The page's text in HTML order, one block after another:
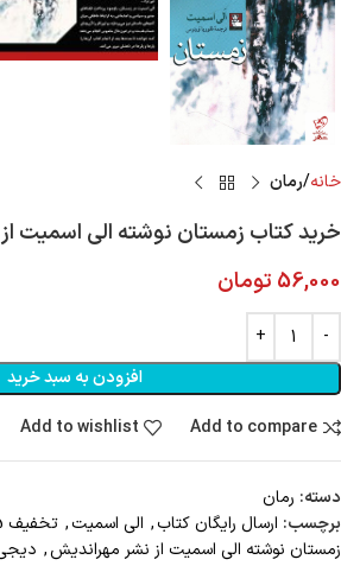
خانه رمان
خرید کتاب زمستان نوشته الی اسمیت
56,000 تومان
افزودن به سبد خرید
Add to compare
Add to wishlist
دسته: رمان
برچسب: ارسال رايگان کتاب, الی اسمیت, تخفیف 15 تا 25 درصد
زمستان نوشته الی اسمیت از نشر مهراندیش,